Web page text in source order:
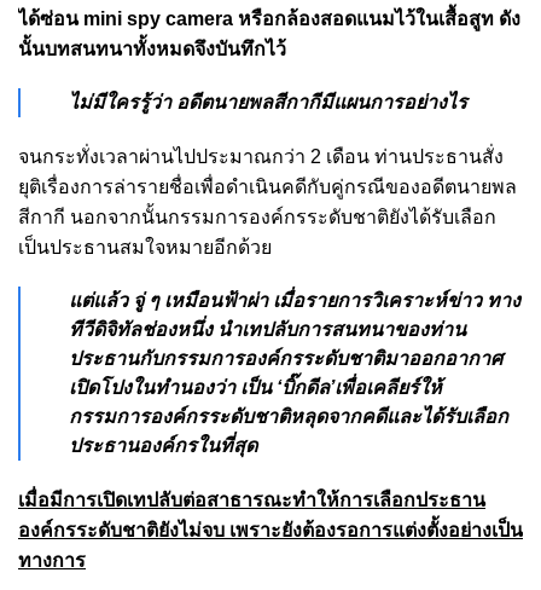
ได้ซ่อน mini spy camera หรือกล้องสอดแนมไว้ในเสื้อสูท ดัง
นั้นบทสนทนาทั้งหมดจึงบันทึกไว้
ไม่มีใครรู้ว่า อดีตนายพลสีกากีมีแผนการอย่างไร
จนกระทั่งเวลาผ่านไปประมาณกว่า 2 เดือน ท่านประธานสั่ง
ยุติเรื่องการล่ารายชื่อเพื่อดำเนินคดีกับคู่กรณีของอดีตนายพล
สีกากี นอกจากนั้นกรรมการองค์กรระดับชาติยังได้รับเลือก
เป็นประธานสมใจหมายอีกด้วย
แต่แล้ว จู่ ๆ เหมือนฟ้าผ่า เมื่อรายการวิเคราะห์ข่าว ทาง
ทีวีดิจิทัลช่องหนึ่ง นำเทปลับการสนทนาของท่าน
ประธานกับกรรมการองค์กรระดับชาติมาออกอากาศ
เปิดโปงในทำนองว่า เป็น ‘บิ๊กดีล’เพื่อเคลียร์ให้
กรรมการองค์กรระดับชาติหลุดจากคดีและได้รับเลือก
ประธานองค์กรในที่สุด
เมื่อมีการเปิดเทปลับต่อสาธารณะทำให้การเลือกประธาน
องค์กรระดับชาติยังไม่จบ เพราะยังต้องรอการแต่งตั้งอย่างเป็น
ทางการ